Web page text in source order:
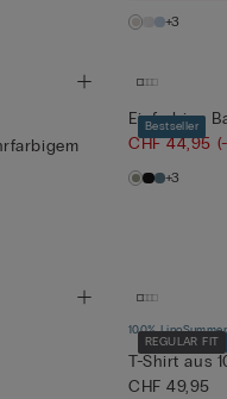
+3
Bestseller
Einfarbige
CHF 44,95
+3
REGULAR FIT
100% Lino
T-Shirt aus
CHF 49,95